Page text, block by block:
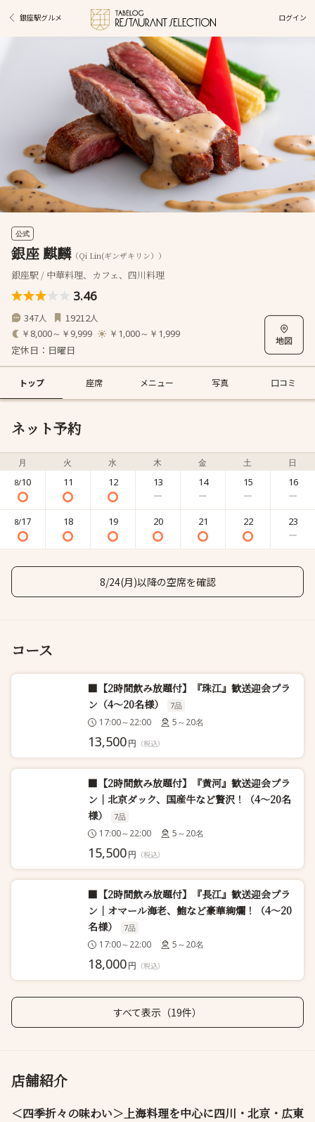
銀座駅グルメ ログイン
公式
銀座 麒麟（Qi Lin(ギンザキリン））
銀座駅 / 中華料理、カフェ、四川料理
3.46
347人 19212人
￥8,000～￥9,999 ￥1,000～￥1,999
定休日：日曜日
トップ 座席 メニュー 写真 口コミ
ネット予約
月 火 水 木 金 土 日
8/10 11 12 13 14 15 16
8/17 18 19 20 21 22 23
8/24(月)以降の空席を確認
コース
■【2時間飲み放題付】『珠江』歓送迎会プラ
ン（4～20名様）
7品
17:00～22:00 5～20名
13,500円 （税込）
■【2時間飲み放題付】『黄河』歓送迎会プラ
ン｜北京ダック、国産牛など贅沢！（4～20名
様）
7品
17:00～22:00 5～20名
15,500円 （税込）
■【2時間飲み放題付】『長江』歓送迎会プラ
ン｜オマール海老、鮑など豪華絢爛！（4～20
名様）
7品
17:00～22:00 5～20名
18,000円 （税込）
すべて表示（19件）
店舗紹介
＜四季折々の味わい＞上海料理を中心に四川・北京・広東